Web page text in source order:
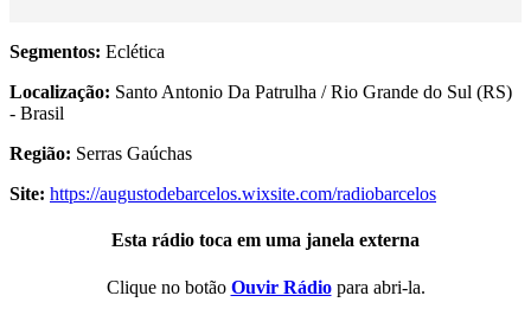
Segmentos: Eclética
Localização: Santo Antonio Da Patrulha / Rio Grande do Sul (RS)
- Brasil
Região: Serras Gaúchas
Site: https://augustodebarcelos.wixsite.com/radiobarcelos
Esta rádio toca em uma janela externa
Clique no botão Ouvir Rádiopara abri-la.